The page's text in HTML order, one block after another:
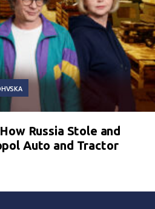
Russia Stole and
Auto and Tractor